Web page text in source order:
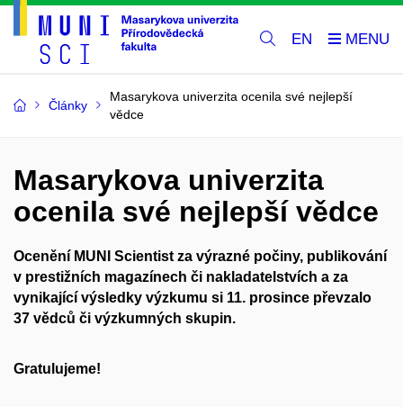
EN
Články
Masarykova univerzita ocenila své nejlepší
vědce
Masarykova univerzita
ocenila své nejlepší vědce
Ocenění MUNI Scientist za výrazné počiny, publikování
v prestižních magazínech či nakladatelstvích a za
vynikající výsledky výzkumu si 11. prosince převzalo
37 vědců či výzkumných skupin.
Gratulujeme!